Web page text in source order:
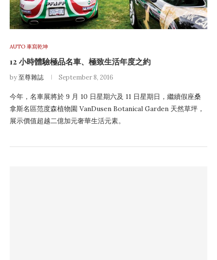
AUTO 車寫乾坤
12 小時體驗極品名車、極致生活年度之約
by至尊雜誌 September 8, 2016
今年，名車展將於 9 月 10 日星期六及 11 日星期日，繼續假座桑
拿斯名區范度森植物園 VanDusen Botanical Garden 天然草坪，
展示價值超越二億加元奢華生活元素。